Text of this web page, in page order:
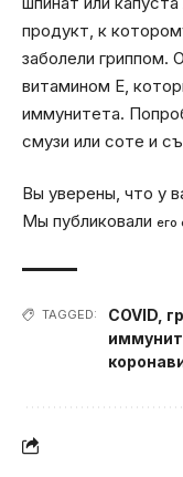
продукт, к
заболели гриппом.
витамином Е,
иммунитета.
смузи или соте и
Вы уверены, что у
Мы публиковали его
TAGGED: COVID